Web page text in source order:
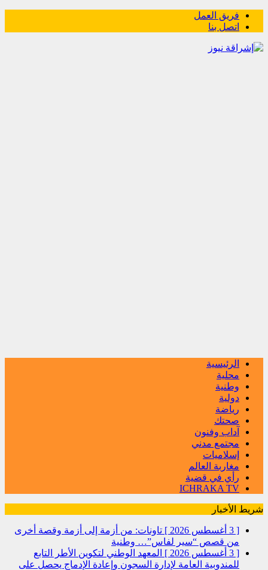
فريق العمل
اتصل بنا
الرئيسية
محلية
وطنية
دولية
رياضة
صحتك
آداب وفنون
مجتمع مدني
إسلاميات
مغاربة العالم
رأي في قضية
ICHRAKA TV
شريط الأخبار
[ 3 أغسطس 2026 ]
تاونات: من أزمة إلى أزمة وقصة أخرى
من قصص “سير لفاس”… وطنية
[ 3 أغسطس 2026 ]
المعهد الوطني لتكوين الأطر التابع
للمندوبية العامة لإدارة السجون وإعادة الإدماج يحصل على